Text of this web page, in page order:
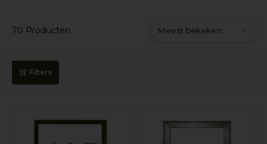
70 Producten
Filters